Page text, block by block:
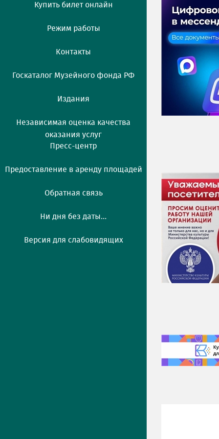
Купить билет онлайн
Режим работы
Контакты
Госкаталог Музейного фонда РФ
Издания
Независимая оценка качества
оказания услуг
Пресс-центр
Предоставление в аренду площадей
Обратная связь
Ни дня без даты...
Версия для слабовидящих